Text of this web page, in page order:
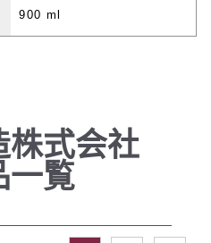
900 ml
株式会社
一覧